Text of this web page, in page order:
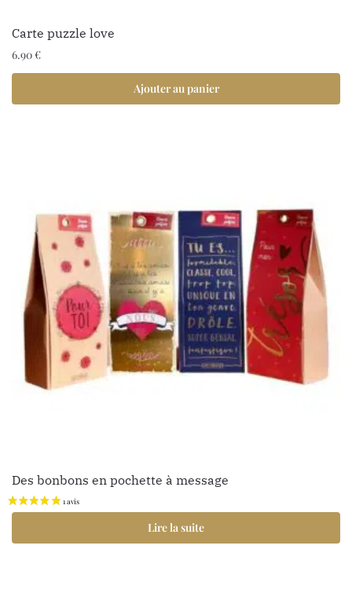
Carte puzzle love
6.90€
Ajouter au panier
Des bonbons en pochette à message
Lire la suite